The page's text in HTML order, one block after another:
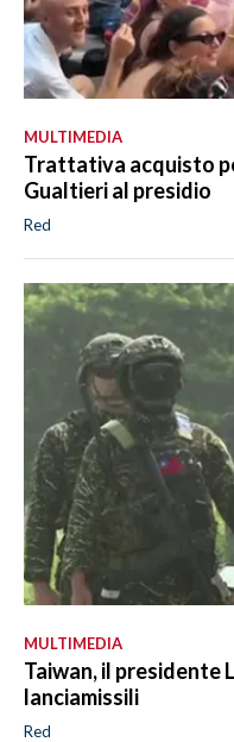
MULTIMEDIA
Trattativa acquisto
Gualtieri al presidio
Red
MULTIMEDIA
Taiwan, il presidente
lanciamissili
Red